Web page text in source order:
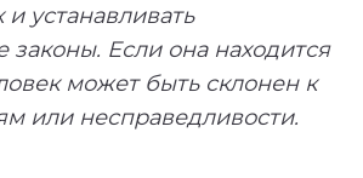
и устанавливать
законы. Если она находится
может быть склонен к
или несправедливости.